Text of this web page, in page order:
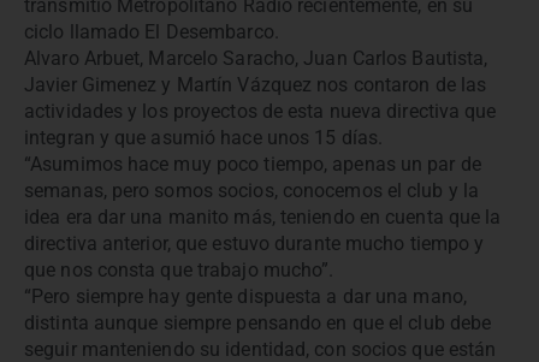
transmitió Metropolitano Radio recientemente, en su
ciclo llamado El Desembarco.
Alvaro Arbuet, Marcelo Saracho, Juan Carlos Bautista,
Javier Gimenez y Martín Vázquez nos contaron de las
actividades y los proyectos de esta nueva directiva que
integran y que asumió hace unos 15 días.
“Asumimos hace muy poco tiempo, apenas un par de
semanas, pero somos socios, conocemos el club y la
idea era dar una manito más, teniendo en cuenta que la
directiva anterior, que estuvo durante mucho tiempo y
que nos consta que trabajo mucho”.
“Pero siempre hay gente dispuesta a dar una mano,
distinta aunque siempre pensando en que el club debe
seguir manteniendo su identidad, con socios que están